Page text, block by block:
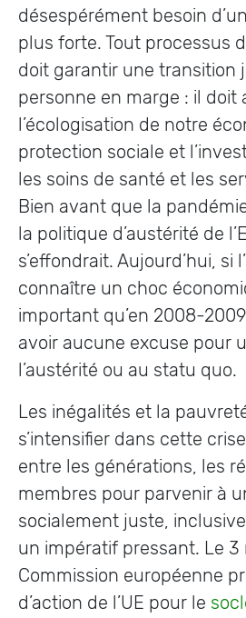
désespérément besoin
plus forte. Tout processus
doit garantir une transition
personne en marge : il doit
l’écologisation de notre
protection sociale et
les soins de santé et les
Bien avant que la
la politique d’austérité de
s’effondrait. Aujourd’hui, si
connaître un choc
important qu’en 2008-
avoir aucune excuse pour
l’austérité ou au statu quo.
Les inégalités et la
s’intensifier dans cette
entre les générations, les
membres pour parvenir à
socialement juste,
un impératif pressant. Le 3
Commission européenne
d’action de l’UE pour le